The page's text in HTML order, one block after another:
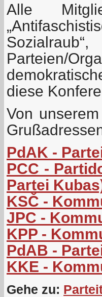
Alle
Parteien/
diese
Von
PdAK -
PCC -
Partei
KSČ -
JPC -
KPP -
PdAB -
KKE -
Gehe zu: